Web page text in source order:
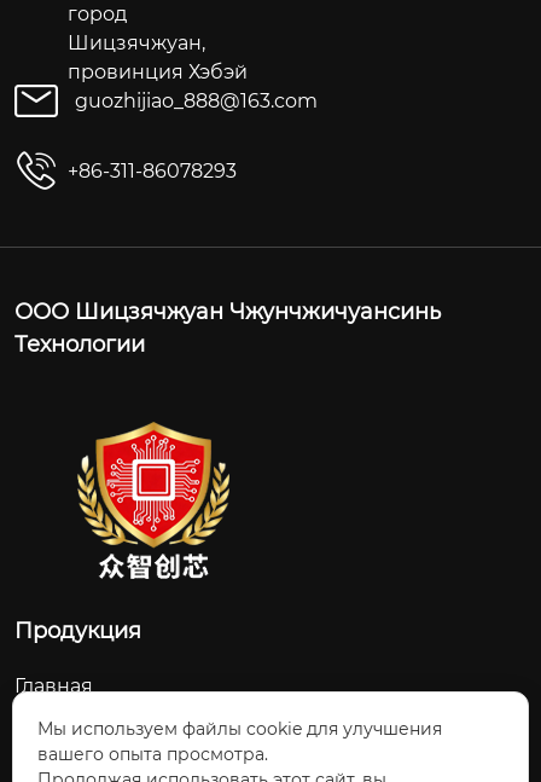
город
Шицзячжуан,
провинция Хэбэй
guozhijiao_888@163.com
+86-311-86078293
ООО Шицзячжуан Чжунчжичуансинь
Технологии
Продукция
Главная
О Нас
Контакты
Мы используем файлы cookie для улучшения
вашего опыта просмотра.